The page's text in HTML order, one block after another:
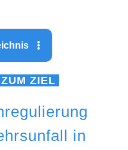
ZIEL
in